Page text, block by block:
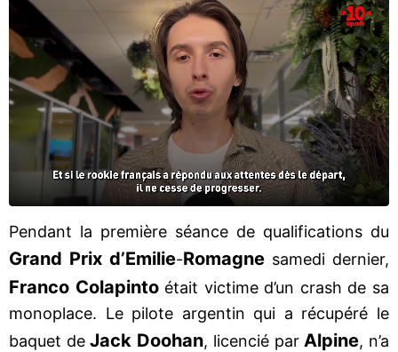
Pendant la première séance de qualifications du
Grand Prix d’Emilie-Romagne samedi dernier,
Franco Colapinto était victime d’un crash de sa
monoplace. Le pilote argentin qui a récupéré le
baquet deJack Doohan, licencié par Alpine, n’a